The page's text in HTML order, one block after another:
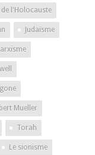
l'Holocauste
Judaïsme
Mueller
Torah
Le sionisme